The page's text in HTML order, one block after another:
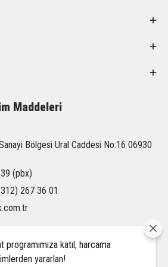
Maddeleri
Bölgesi Ural Caddesi No:16 06930
(pbx)
267 36 01
katıl, harcama
yararlan!